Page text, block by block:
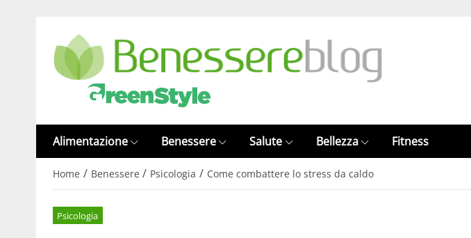
Alimentazione Benessere Salute Bellezza Fitness
Home / Benessere / Psicologia / Come combattere lo stress da caldo
Psicologia